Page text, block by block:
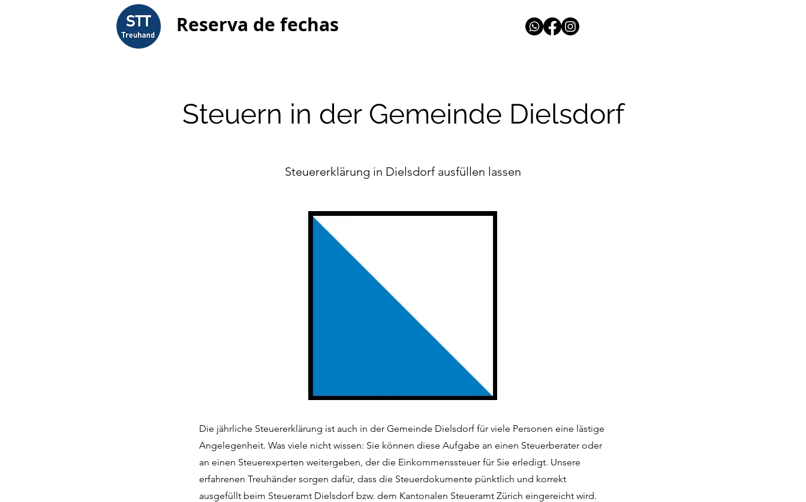
Reserva de fechas
Steuern in der Gemeinde Dielsdorf
Steuererklärung in Dielsdorf ausfüllen lassen
Die jährliche Steuererklärung ist auch in der Gemeinde Dielsdorf für viele Personen eine lästige
Angelegenheit. Was viele nicht wissen: Sie können diese Aufgabe an einen Steuerberater oder
an einen Steuerexperten weitergeben, der die Einkommenssteuer für Sie erledigt. Unsere
erfahrenen Treuhänder sorgen dafür, dass die Steuerdokumente pünktlich und korrekt
ausgefüllt beim Steueramt Dielsdorf bzw. dem Kantonalen Steueramt Zürich eingereicht wird.